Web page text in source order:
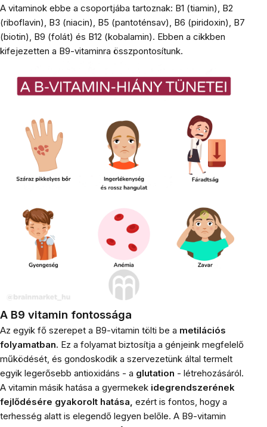
A vitaminok ebbe a csoportjába tartoznak: B1 (tiamin), B2
(riboflavin), B3 (niacin), B5 (pantoténsav), B6 ​​(piridoxin), B7
(biotin), B9 (folát) és B12 (kobalamin). Ebben a cikkben
kifejezetten a B9-vitaminra összpontosítunk.
A B9 vitamin fontossága
Az egyik fő szerepet a B9-vitamin tölti be a metilációs
folyamatban. Ez a folyamat biztosítja a génjeink megfelelő
működését, és gondoskodik a szervezetünk által termelt
egyik legerősebb antioxidáns - a glutation - létrehozásáról.
A vitamin másik hatása a gyermekek idegrendszerének
fejlődésére gyakorolt ​​​​hatása, ezért is fontos, hogy a
terhesség alatt is elegendő legyen belőle. A B9-vitamin